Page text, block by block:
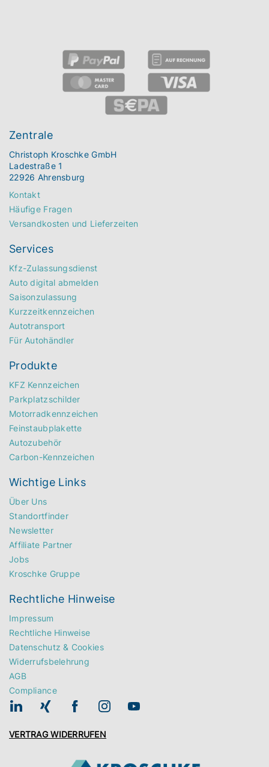
Zentrale
Christoph Kroschke GmbH
Ladestraße 1
22926 Ahrensburg
Kontakt
Häufige Fragen
Versandkosten und Lieferzeiten
Services
Kfz-Zulassungsdienst
Auto digital abmelden
Saisonzulassung
Kurzzeitkennzeichen
Autotransport
Für Autohändler
Produkte
KFZ Kennzeichen
Parkplatzschilder
Motorradkennzeichen
Feinstaubplakette
Autozubehör
Carbon-Kennzeichen
Wichtige Links
Über Uns
Standortfinder
Newsletter
Affiliate Partner
Jobs
Kroschke Gruppe
Rechtliche Hinweise
Impressum
Rechtliche Hinweise
Datenschutz & Cookies
Widerrufsbelehrung
AGB
Compliance
VERTRAG WIDERRUFEN